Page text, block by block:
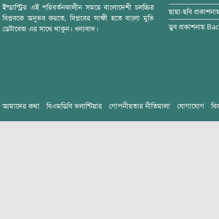
ইন্ডাস্ট্রির এই পরিবর্তনকালীন সময়ে বাংলাদেশী চলচ্চিত্র
বিপ্লবকে অনুভব করতে, বিপ্লবের সাক্ষী হতে বাংলা মুভি
ডেটাবেজ এর সাথে থাকুন। ধন্যবাদ।
ছায়া-ছবি
ডুব প্রকাশনায়
আমাদের কথা বিএমডিবি ভলান্টিয়ার গোপনীয়তার নীতিমালা যোগাযোগ